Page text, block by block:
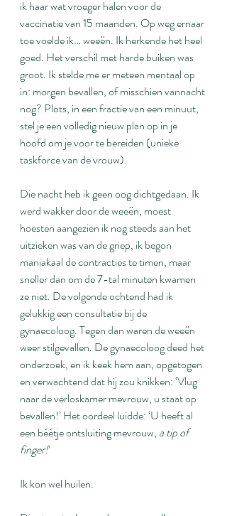
ik haar wat vroeger halen voor de
vaccinatie van 15 maanden. Op weg ernaar
toe voelde ik… weeën. Ik herkende het heel
goed. Het verschil met harde buiken was
groot. Ik stelde me er meteen mentaal op
in: morgen bevallen, of misschien vannacht
nog? Plots, in een fractie van een minuut,
stel je een volledig nieuw plan op in je
hoofd om je voor te bereiden (unieke
taskforce van de vrouw).
Die nacht heb ik geen oog dichtgedaan. Ik
werd wakker door de weeën, moest
hoesten aangezien ik nog steeds aan het
uitzieken was van de griep, ik begon
maniakaal de contracties te timen, maar
sneller dan om de 7-tal minuten kwamen
ze niet. De volgende ochtend had ik
gelukkig een consultatie bij de
gynaecoloog. Tegen dan waren de weeën
weer stilgevallen. De gynaecoloog deed het
onderzoek, en ik keek hem aan, opgetogen
en verwachtend dat hij zou knikken: ‘Vlug
naar de verloskamer mevrouw, u staat op
bevallen!’ Het oordeel luidde: ‘U heeft al
een béétje ontsluiting mevrouw, a tip of
finger!’
Ik kon wel huilen.